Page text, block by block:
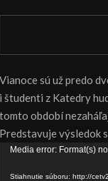
Vianoce sú už predo
i študenti z Katedry
tomto období
Predstavuje výsledok
Media error: Format(s)
Stiahnutie súboru: http://